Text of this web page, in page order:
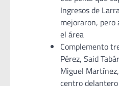
Ingresos de
mejoraron, pero
el área
Complemento
Pérez, Said
Miguel
centro delantero